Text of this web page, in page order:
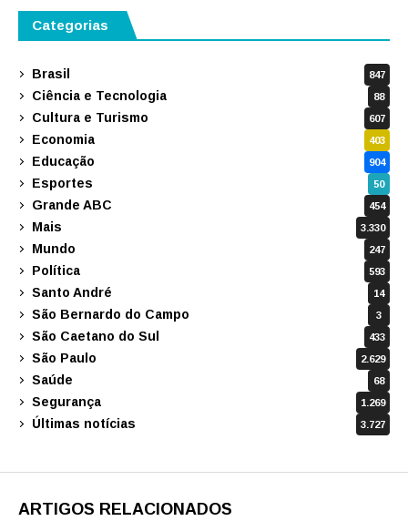
Categorias
Brasil 847
Ciência e Tecnologia 88
Cultura e Turismo 607
Economia 403
Educação 904
Esportes 50
Grande ABC 454
Mais 3.330
Mundo 247
Política 593
Santo André 14
São Bernardo do Campo 3
São Caetano do Sul 433
São Paulo 2.629
Saúde 68
Segurança 1.269
Últimas notícias 3.727
ARTIGOS RELACIONADOS